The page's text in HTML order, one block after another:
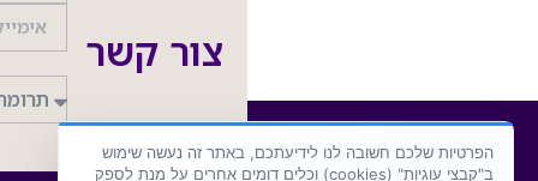
צור קשר
הפרטיות שלכם חשובה לנו לידיעתכם, באתר זה נעשה שימוש
ב"קבצי עוגיות" (cookies) וכלים דומים אחרים על מנת לספק